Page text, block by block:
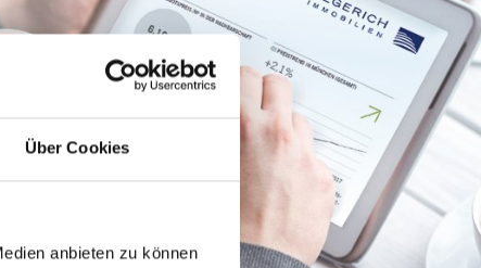
Über Cookies
anbieten zu können